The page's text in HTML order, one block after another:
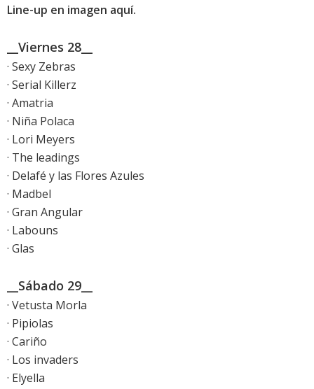
Line-up en imagen aquí.
__Viernes 28__
· Sexy Zebras
· Serial Killerz
· Amatria
· Niña Polaca
· Lori Meyers
· The leadings
· Delafé y las Flores Azules
· Madbel
· Gran Angular
· Labouns
· Glas
__Sábado 29__
· Vetusta Morla
· Pipiolas
· Cariño
· Los invaders
· Elyella